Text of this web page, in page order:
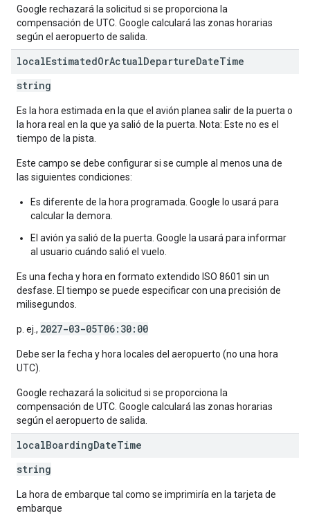
Google rechazará la solicitud si se proporciona la
compensación de UTC. Google calculará las zonas horarias
según el aeropuerto de salida.
localEstimatedOrActualDepartureDateTime
string
Es la hora estimada en la que el avión planea salir de la puerta o
la hora real en la que ya salió de la puerta. Nota: Este no es el
tiempo de la pista.
Este campo se debe configurar si se cumple al menos una de
las siguientes condiciones:
Es diferente de la hora programada. Google lo usará para
calcular la demora.
El avión ya salió de la puerta. Google la usará para informar
al usuario cuándo salió el vuelo.
Es una fecha y hora en formato extendido ISO 8601 sin un
desfase. El tiempo se puede especificar con una precisión de
milisegundos.
p. ej., 2027-03-05T06:30:00
Debe ser la fecha y hora locales del aeropuerto (no una hora
UTC).
Google rechazará la solicitud si se proporciona la
compensación de UTC. Google calculará las zonas horarias
según el aeropuerto de salida.
localBoardingDateTime
string
La hora de embarque tal como se imprimiría en la tarjeta de
embarque